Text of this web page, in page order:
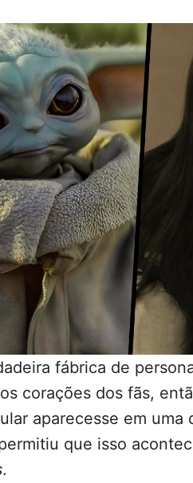
fábrica de
corações dos fãs,
aparecesse em
que isso
.